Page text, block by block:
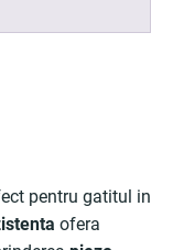
pentru gatitul in
ofera